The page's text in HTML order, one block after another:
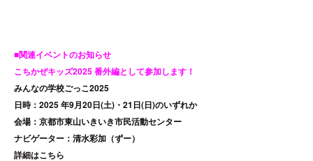
■関連イベントのお知らせ
こちかぜキッズ2025 番外編として参加します！
みんなの学校ごっこ2025
日時：2025 年9月20日(土)・21日(日)のいずれか
会場：京都市東山いきいき市民活動センター
ナビゲーター：清水彩加（ずー）
詳細はこちら